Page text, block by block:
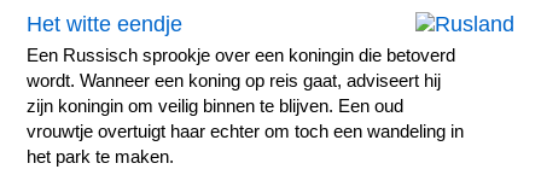
Het witte eendje
Een Russisch sprookje over een koningin die betoverd
wordt. Wanneer een koning op reis gaat, adviseert hij
zijn koningin om veilig binnen te blijven. Een oud
vrouwtje overtuigt haar echter om toch een wandeling in
het park te maken.